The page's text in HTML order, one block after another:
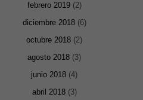
febrero 2019(2)
diciembre 2018(6)
octubre 2018 (2)
agosto 2018 (3)
junio 2018 (4)
abril 2018(3)